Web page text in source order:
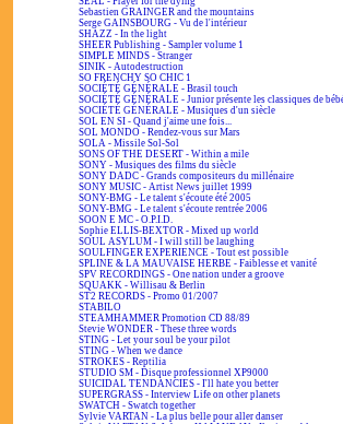
Sebastien GRAINGER and the mountains
Serge GAINSBOURG - Vu de l'intérieur
SHAZZ - In the light
SHEER Publishing - Sampler volume 1
SIMPLE MINDS - Stranger
SINIK - Autodestruction
SO FRENCHY SO CHIC 1
SOCIÉTÉ GÉNÉRALE - Brasil touch
SOCIÉTÉ GÉNÉRALE - Junior présente les classiques de
SOCIÉTÉ GÉNÉRALE - Musiques d'un siècle
SOL EN SI - Quand j'aime une fois...
SOL MONDO - Rendez-vous sur Mars
SOLA - Missile Sol-Sol
SONS OF THE DESERT - Within a mile
SONY - Musiques des films du siècle
SONY DADC - Grands compositeurs du millénaire
SONY MUSIC - Artist News juillet 1999
SONY-BMG - Le talent s'écoute été 2005
SONY-BMG - Le talent s'écoute rentrée 2006
SOON E MC - O.P.I.D.
Sophie ELLIS-BEXTOR - Mixed up world
SOUL ASYLUM - I will still be laughing
SOULFINGER EXPERIENCE - Tout est possible
SPLINE & LA MAUVAISE HERBE - Faiblesse et vanité
SPV RECORDINGS - One nation under a groove
SQUAKK - Willisau & Berlin
ST2 RECORDS - Promo 01/2007
STABILO
STEAMHAMMER Promotion CD 88/89
Stevie WONDER - These three words
STING - Let your soul be your pilot
STING - When we dance
STROKES - Reptilia
STUDIO SM - Disque professionnel XP9000
SUICIDAL TENDANCIES - I'll hate you better
SUPERGRASS - Interview Life on other planets
SWATCH - Swatch together
Sylvie VARTAN - La plus belle pour aller danser